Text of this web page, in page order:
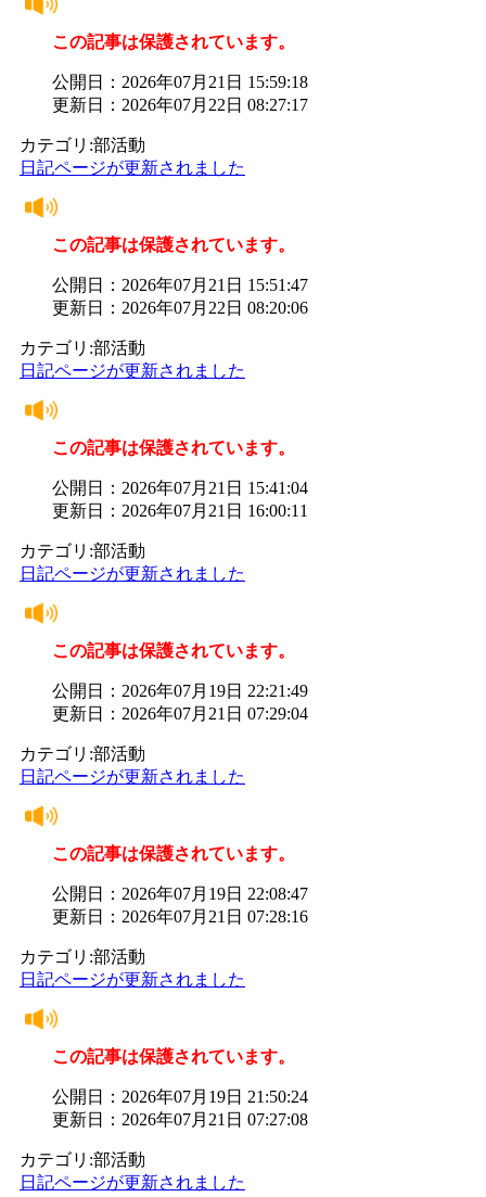
この記事は保護されています。
公開日：2026年07月21日 15:59:18
更新日：2026年07月22日 08:27:17
カテゴリ:部活動
日記ページが更新されました
この記事は保護されています。
公開日：2026年07月21日 15:51:47
更新日：2026年07月22日 08:20:06
カテゴリ:部活動
日記ページが更新されました
この記事は保護されています。
公開日：2026年07月21日 15:41:04
更新日：2026年07月21日 16:00:11
カテゴリ:部活動
日記ページが更新されました
この記事は保護されています。
公開日：2026年07月19日 22:21:49
更新日：2026年07月21日 07:29:04
カテゴリ:部活動
日記ページが更新されました
この記事は保護されています。
公開日：2026年07月19日 22:08:47
更新日：2026年07月21日 07:28:16
カテゴリ:部活動
日記ページが更新されました
この記事は保護されています。
公開日：2026年07月19日 21:50:24
更新日：2026年07月21日 07:27:08
カテゴリ:部活動
日記ページが更新されました